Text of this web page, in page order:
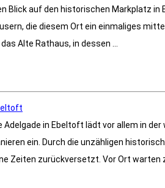
Blick auf den historischen Markplatz in
die diesem Ort ein einmaliges
Alte Rathaus, in dessen ...
Adelgade in Ebeltoft lädt vor allem in
ein. Durch die unzähligen
Zeiten zurückversetzt. Vor Ort warten